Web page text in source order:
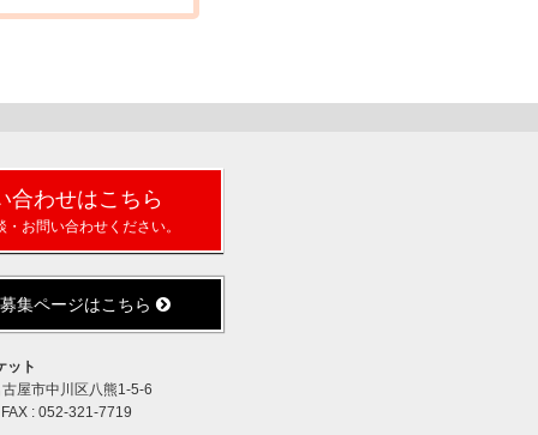
合わせはこちら
お問い合わせください。
集ページはこちら
ット
屋市中川区八熊1-5-6
: 052-321-7719